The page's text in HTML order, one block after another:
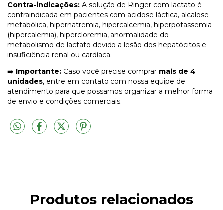
Contra-indicações: A solução de Ringer com lactato é
contraindicada em pacientes com acidose láctica, alcalose
metabólica, hipernatremia, hipercalcemia, hiperpotassemia
(hipercalemia), hipercloremia, anormalidade do
metabolismo de lactato devido a lesão dos hepatócitos e
insuficiência renal ou cardíaca.
➡️ Importante: Caso você precise comprar mais de 4
unidades, entre em contato com nossa equipe de
atendimento para que possamos organizar a melhor forma
de envio e condições comerciais.
Produtos relacionados